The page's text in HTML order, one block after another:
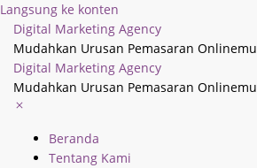
Langsung ke konten
Digital Marketing Agency
Mudahkan Urusan Pemasaran Onlinemu
Digital Marketing Agency
Mudahkan Urusan Pemasaran Onlinemu
Beranda
Tentang Kami